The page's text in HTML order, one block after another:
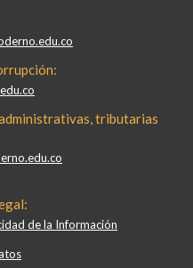
tributarias
de la Información